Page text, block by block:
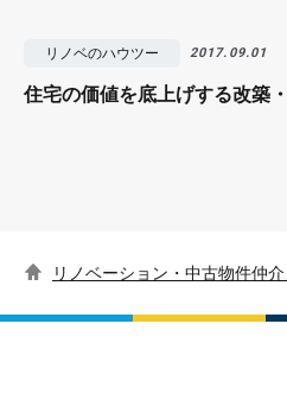
リノベのハウツー 2017.09.01
住宅の価値を底上げする改築
リノベーション・中古物件仲